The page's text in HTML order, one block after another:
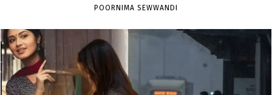
POORNIMA SEWWANDI